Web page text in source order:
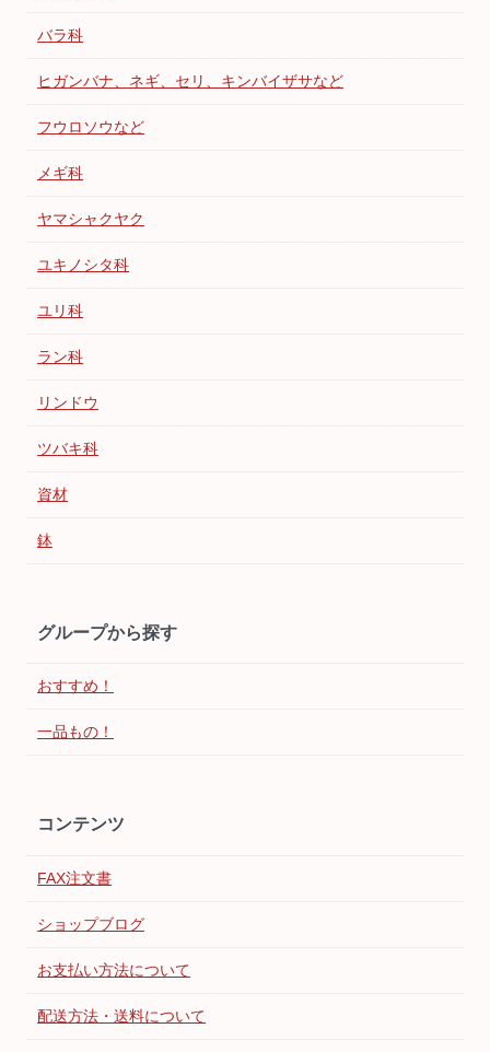
バラ科
ヒガンバナ、ネギ、セリ、キンバイザサなど
フウロソウなど
メギ科
ヤマシャクヤク
ユキノシタ科
ユリ科
ラン科
リンドウ
ツバキ科
資材
鉢
グループから探す
おすすめ！
一品もの！
コンテンツ
FAX注文書
ショップブログ
お支払い方法について
配送方法・送料について